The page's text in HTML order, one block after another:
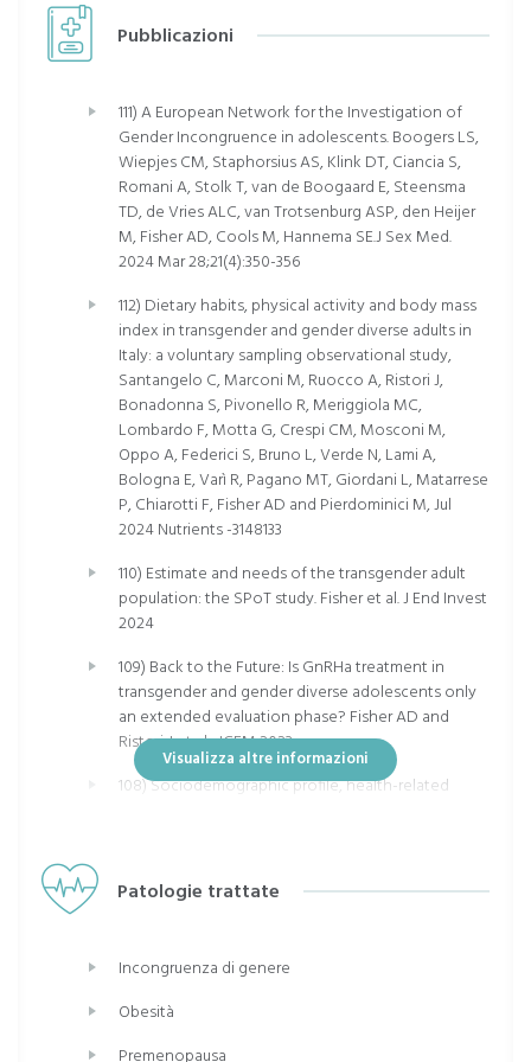
Pubblicazioni
111) A European Network for the Investigation of
Gender Incongruence in adolescents. Boogers LS,
Wiepjes CM, Staphorsius AS, Klink DT, Ciancia S,
Romani A, Stolk T, van de Boogaard E, Steensma
TD, de Vries ALC, van Trotsenburg ASP, den Heijer
M, Fisher AD, Cools M, Hannema SE.J Sex Med.
2024 Mar 28;21(4):350-356
112) Dietary habits, physical activity and body mass
index in transgender and gender diverse adults in
Italy: a voluntary sampling observational study,
Santangelo C, Marconi M, Ruocco A, Ristori J,
Bonadonna S, Pivonello R, Meriggiola MC,
Lombardo F, Motta G, Crespi CM, Mosconi M,
Oppo A, Federici S, Bruno L, Verde N, Lami A,
Bologna E, Varì R, Pagano MT, Giordani L, Matarrese
P, Chiarotti F, Fisher AD and Pierdominici M, Jul
2024 Nutrients -3148133
110) Estimate and needs of the transgender adult
population: the SPoT study. Fisher et al. J End Invest
2024
109) Back to the Future: Is GnRHa treatment in
transgender and gender diverse adolescents only
an extended evaluation phase? Fisher AD and
Ristori J et al., JCEM 2023
108) Sociodemographic profile, health-related
Bonadonna S, Pivonello R, Meriggiola MC, Motta G,
Crespi CM, Marinelli, L, Giordani L, Matarrese P,
Ruocco A, Santangelo C, Contoli B, Masonacco M,
MInardi V, Chiarotti F, Fisher AD; Pierdominici M, JEI
Visualizza altre informazioni
Patologie trattate
Incongruenza di genere
Obesità